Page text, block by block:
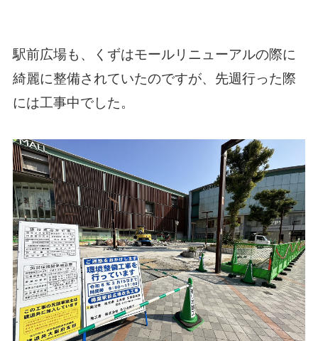
駅前広場も、くずはモールリニューアルの際に
綺麗に整備されていたのですが、先週行った際
には工事中でした。